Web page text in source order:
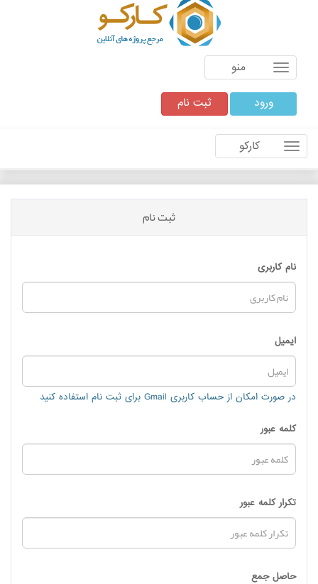
منو
ورود ثبت نام
کارکو
ثبت نام
نام کاربری
ایمیل
در صورت امکان از حساب کاربری Gmail برای ثبت نام استفاده کنید
کلمه عبور
تکرار کلمه عبور
حاصل جمع